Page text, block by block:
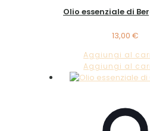
Olio essenziale di
13,00 €
Aggiungi al
Aggiungi al